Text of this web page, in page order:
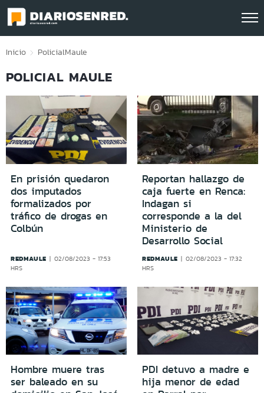
Click acá para ir directamente al contenido
Inicio PolicialMaule
POLICIAL MAULE
En prisión quedaron
dos imputados
formalizados por
tráfico de drogas en
Colbún
REDMAULE
02/08/2023 - 17:53
HRS
Reportan hallazgo de
caja fuerte en Renca:
Indagan si
corresponde a la del
Ministerio de
Desarrollo Social
REDMAULE
02/08/2023 - 17:32
HRS
Hombre muere tras
ser baleado en su
PDI detuvo a madre e
hija menor de edad